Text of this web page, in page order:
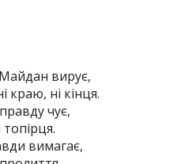
вирує,
ні кінця.
чує,
вимагає,